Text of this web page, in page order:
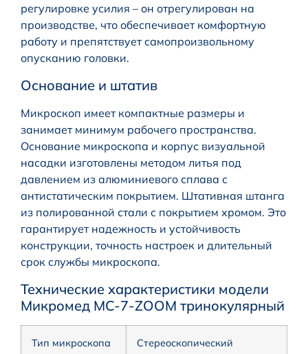
регулировке усилия – он отрегулирован на
производстве, что обеспечивает комфортную
работу и препятствует самопроизвольному
опусканию головки.
Основание и штатив
Микроскоп имеет компактные размеры и
занимает минимум рабочего пространства.
Основание микроскопа и корпус визуальной
насадки изготовлены методом литья под
давлением из алюминиевого сплава с
антистатическим покрытием. Штативная штанга
из полированной стали с покрытием хромом. Это
гарантирует надежность и устойчивость
конструкции, точность настроек и длительный
срок службы микроскопа.
Технические характеристики модели
Микромед MC-7-ZOOM тринокулярный
Тип микроскопа
Стереоскопический